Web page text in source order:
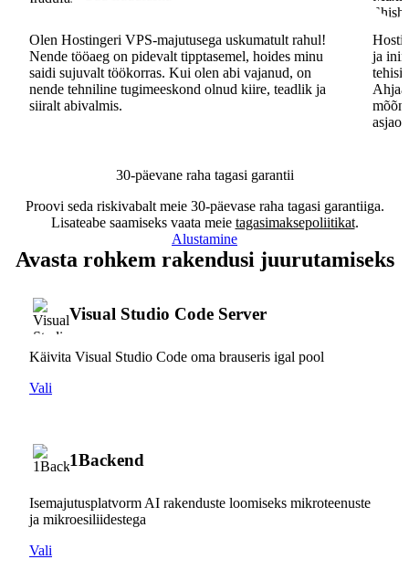
Olen Hostingeri VPS-majutusega uskumatult rahul!
Nende tööaeg on pidevalt tipptasemel, hoides minu
saidi sujuvalt töökorras. Kui olen abi vajanud, on
nende tehniline tugimeeskond olnud kiire, teadlik ja
siiralt abivalmis.
ja
30-päevane raha tagasi garantii
Proovi seda riskivabalt meie 30-päevase raha tagasi garantiiga.
Lisateabe saamiseks vaata meie tagasimaksepoliitikat.
Alustamine
Avasta rohkem rakendusi juurutamiseks
Visual Studio Code Server
Käivita Visual Studio Code oma brauseris igal pool
Vali
1Backend
Isemajutusplatvorm AI rakenduste loomiseks mikroteenuste
ja mikroesiliidestega
Vali